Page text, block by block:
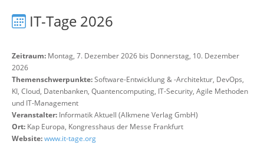
IT-Tage 2026
Zeitraum: Montag, 7. Dezember 2026 bis Donnerstag, 10. Dezember
2026
Themenschwerpunkte:Software-Entwicklung & -Architektur, DevOps,
KI, Cloud, Datenbanken, Quantencomputing, IT-Security, Agile Methoden
und IT-Management
Veranstalter: Informatik Aktuell (Alkmene Verlag GmbH)
Ort: Kap Europa, Kongresshaus der Messe Frankfurt
Website:www.it-tage.org